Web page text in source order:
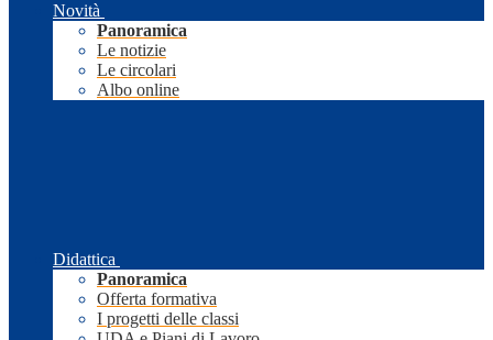
Novità
Panoramica
Le notizie
Le circolari
Albo online
Didattica
Panoramica
Offerta formativa
I progetti delle classi